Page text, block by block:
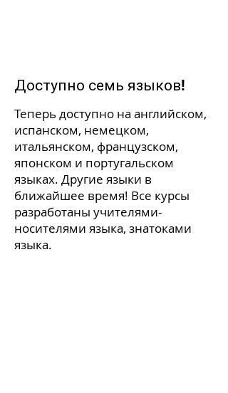
Доступно семь языков!
Теперь доступно на английском,
испанском, немецком,
итальянском, французском,
японском и португальском
языках. Другие языки в
ближайшее время! Все курсы
разработаны учителями-
носителями языка, знатоками
языка.